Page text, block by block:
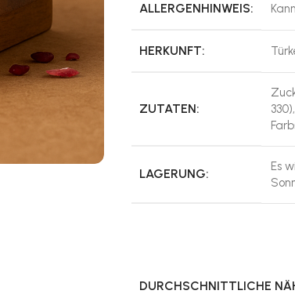
ALLERGENHINWEIS:
HERKUNFT:
ZUTATEN:
LAGERUNG:
Es
DURCHSCHNITTLICHE